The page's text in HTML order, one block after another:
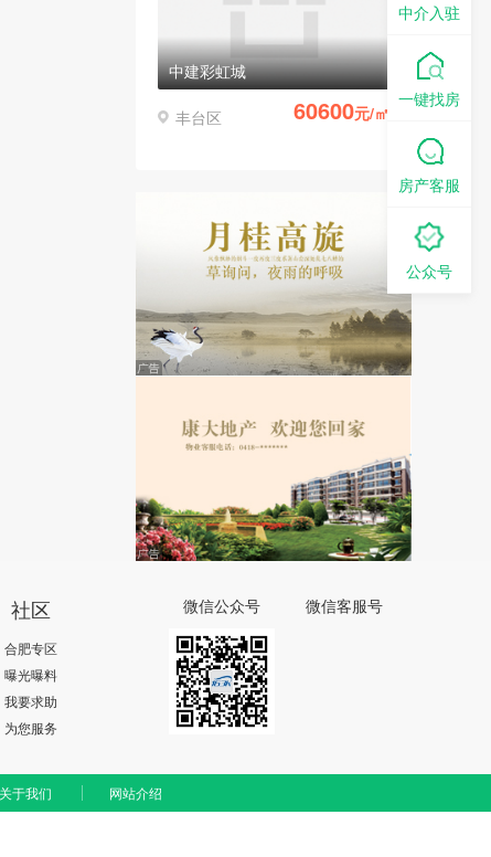
中建彩虹城
丰台区 60600元/㎡
社区
合肥专区
曝光曝料
我要求助
为您服务
微信公众号 微信客服号
关于我们 网站介绍
中介入驻
一键找房
房产客服
公众号